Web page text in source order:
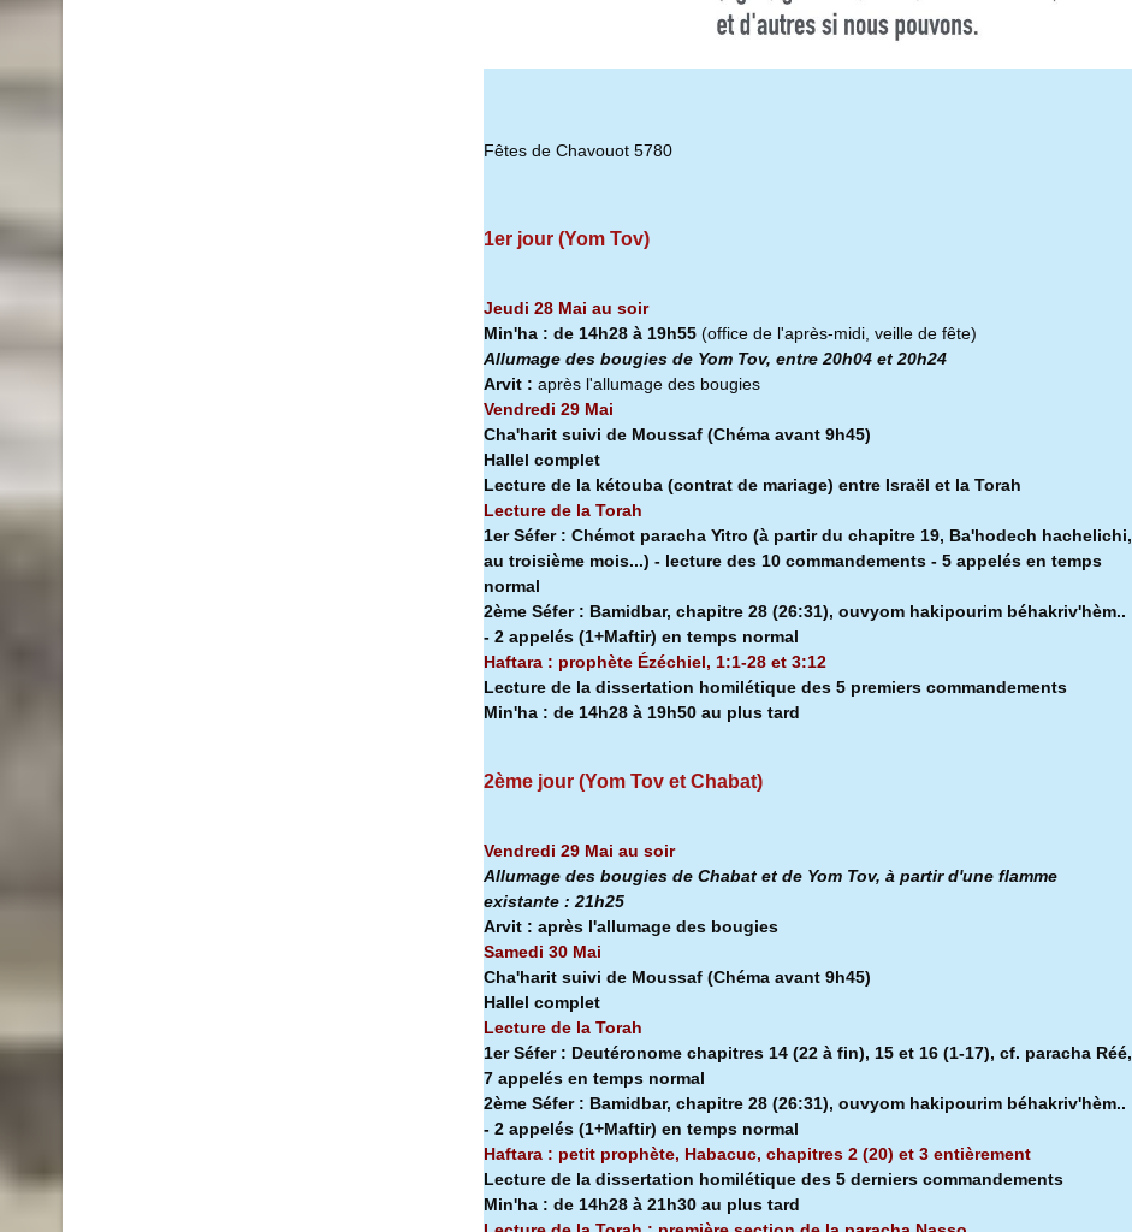
Fêtes de Chavouot 5780
1er jour (Yom Tov)
Jeudi 28 Mai au soir
Min'ha : de 14h28 à 19h55 (office de l'après-midi, veille de fête)
Allumage des bougies de Yom Tov, entre 20h04 et 20h24
Arvit : après l'allumage des bougies
Vendredi 29 Mai
Cha'harit suivi de Moussaf (Chéma avant 9h45)
Hallel complet
Lecture de la kétouba (contrat de mariage) entre Israël et la Torah
Lecture de la Torah
1er Séfer : Chémot paracha Yitro (à partir du chapitre 19, Ba'hodech hachelichi,
au troisième mois...) - lecture des 10 commandements - 5 appelés en temps
normal
2ème Séfer : Bamidbar, chapitre 28 (26:31), ouvyom hakipourim béhakriv'hèm..
- 2 appelés (1+Maftir) en temps normal
Haftara : prophète Ézéchiel, 1:1-28 et 3:12
Lecture de la dissertation homilétique des 5 premiers commandements
Min'ha : de 14h28 à 19h50 au plus tard
2ème jour (Yom Tov et Chabat)
Vendredi 29 Mai au soir
Allumage des bougies de Chabat et de Yom Tov, à partir d'une flamme
existante :21h25
Arvit : après l'allumage des bougies
Samedi 30 Mai
Cha'harit suivi de Moussaf (Chéma avant 9h45)
Hallel complet
Lecture de la Torah
1er Séfer : Deutéronome chapitres 14 (22 à fin), 15 et 16 (1-17), cf. paracha Réé,
7 appelés en temps normal
2ème Séfer : Bamidbar, chapitre 28 (26:31), ouvyom hakipourim béhakriv'hèm..
- 2 appelés (1+Maftir) en temps normal
Haftara : petit prophète, Habacuc, chapitres 2 (20) et 3 entièrement
Lecture de la dissertation homilétique des 5 derniers commandements
Min'ha : de 14h28 à 21h30 au plus tard